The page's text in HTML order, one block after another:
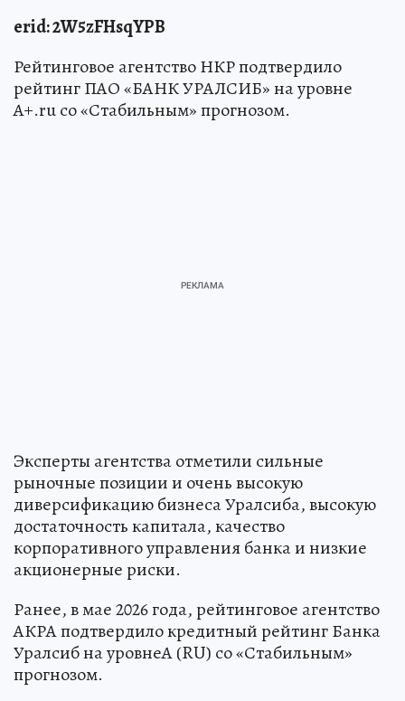
erid: 2W5zFHsqYPB
Рейтинговое агентство НКР подтвердило
рейтинг ПАО «БАНК УРАЛСИБ» на уровне
A+.ru со «Стабильным» прогнозом.
Эксперты агентства отметили сильные
рыночные позиции и очень высокую
диверсификацию бизнеса Уралсиба, высокую
достаточность капитала, качество
корпоративного управления банка и низкие
акционерные риски.
Ранее, в мае 2026 года, рейтинговое агентство
АКРА подтвердило кредитный рейтинг Банка
Уралсиб на уровнеА (RU) со «Стабильным»
прогнозом.